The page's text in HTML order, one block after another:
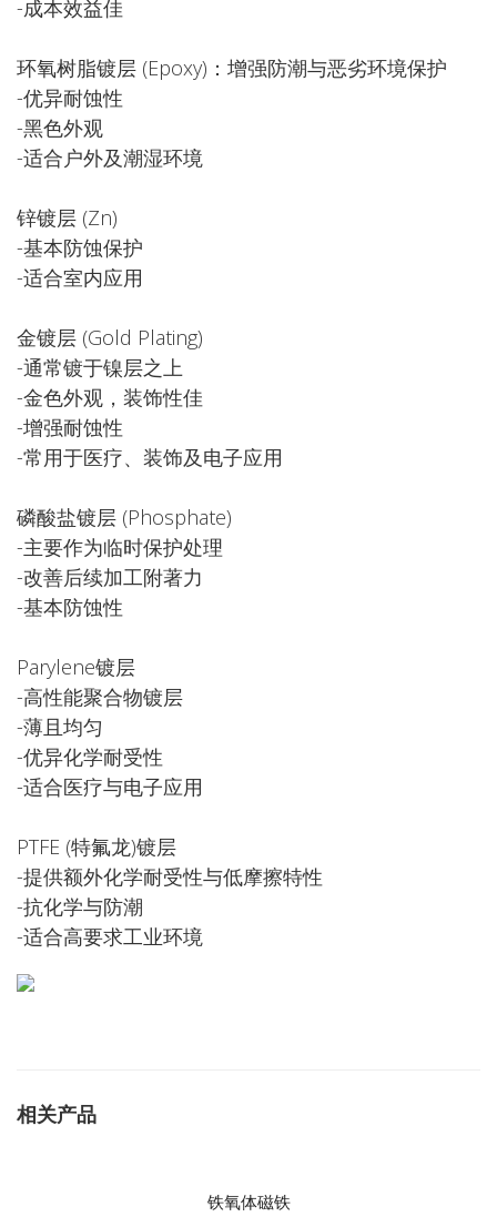
-成本效益佳
环氧树脂镀层 (Epoxy)：增强防潮与恶劣环境保护
-优异耐蚀性
-黑色外观
-适合户外及潮湿环境
锌镀层 (Zn)
-基本防蚀保护
-适合室内应用
金镀层 (Gold Plating)
-通常镀于镍层之上
-金色外观，装饰性佳
-增强耐蚀性
-常用于医疗、装饰及电子应用
磷酸盐镀层 (Phosphate)
-主要作为临时保护处理
-改善后续加工附著力
-基本防蚀性
Parylene镀层
-高性能聚合物镀层
-薄且均匀
-优异化学耐受性
-适合医疗与电子应用
PTFE (特氟龙)镀层
-提供额外化学耐受性与低摩擦特性
-抗化学与防潮
-适合高要求工业环境
相关产品
铁氧体磁铁